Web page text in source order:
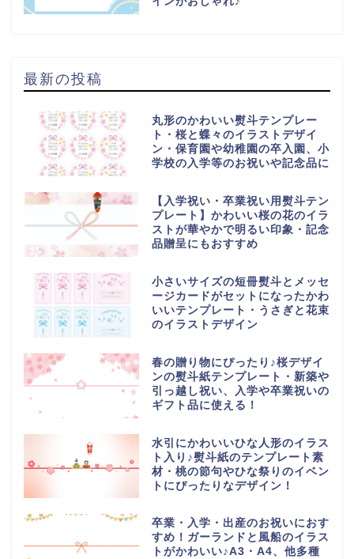
最新の投稿
丸形のかわいい熨斗テンプレー
ト・桜と蝶々のイラストデザイ
ン・保育園や幼稚園の卒入園、小
学校の入学等のお祝いや記念品に
【入学祝い・卒業祝い用熨斗テン
プレート】かわいい桜の花のイラ
ストが華やかで明るい印象・記念
品贈呈にもおすすめ
小さいサイズの短冊熨斗とメッセ
ージカードがセットになったかわ
いいテンプレート・うさぎと花束
のイラストデザイン
春の贈り物にぴったり♪桜デザイ
ンの熨斗紙テンプレート・新築や
引っ越し祝い、入学や卒業祝いの
ギフト品に使える！
水引にかわいいひな人形のイラス
ト入り♪熨斗紙のテンプレート素
材・桃の節句やひな祭りのイベン
トにぴったりなデザイン！
卒業・入学・出産のお祝いにおす
すめ！ガーランドと風船のイラス
トがかわいい♪A3・A4、他多種